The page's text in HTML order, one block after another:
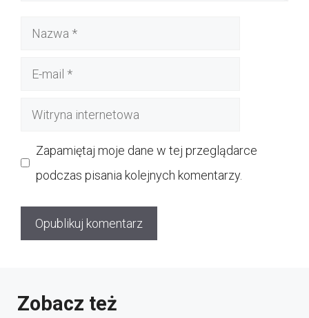
Nazwa
Witryna
Zapamiętaj moje dane w tej przeglądarce
podczas pisania kolejnych komentarzy.
Zobacz też